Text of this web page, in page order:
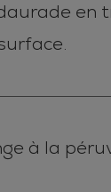
en
à la